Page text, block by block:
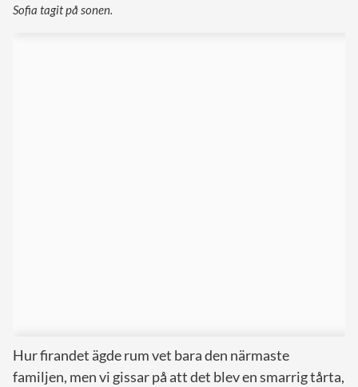
Sofia tagit på sonen.
Hur firandet ägde rum vet bara den närmaste
familjen, men vi gissar på att det blev en smarrig tårta,